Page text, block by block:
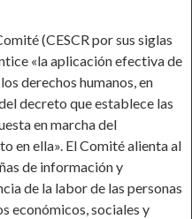
(CESCR por sus siglas
«la aplicación efectiva de
derechos humanos, en
decreto que establece las
en marcha del
en ella». El Comité alienta al
de información y
de la labor de las personas
económicos, sociales y